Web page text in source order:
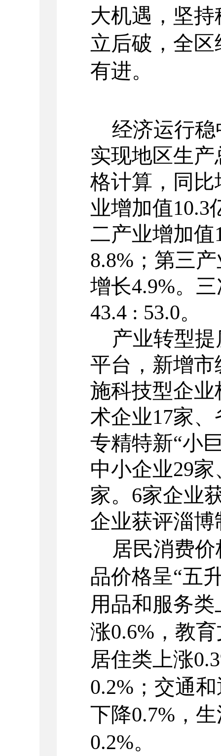
大机遇，坚
立后破，全
有进。
经济运行稳
实现地区生产
格计算，同比
业增加值10.3
二产业增加值
8.8% ；第三
增长4.9%。
43.4 : 53.0。
产业转型提
平台，新增
施科技型企
术企业17家、
专精特新“小
中小企业29家
家。 6家企业
企业获评淄
居民消费价
品价格呈“五
用品和服务类
涨0.6% ，教
居住类上涨
0.2% ； 交通
下降0.7% ，
0.2%。